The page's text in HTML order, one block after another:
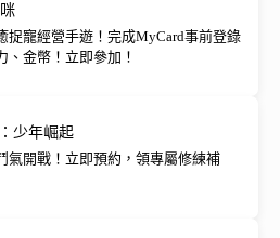
捉寵經營手遊！完成MyCard事前登錄
、金幣！立即參加！
少年崛起
氣開戰！立即預約，領專屬修練補